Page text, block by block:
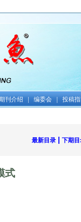
刊介绍 | 编委会 | 投稿
最新目录 | 下期
式